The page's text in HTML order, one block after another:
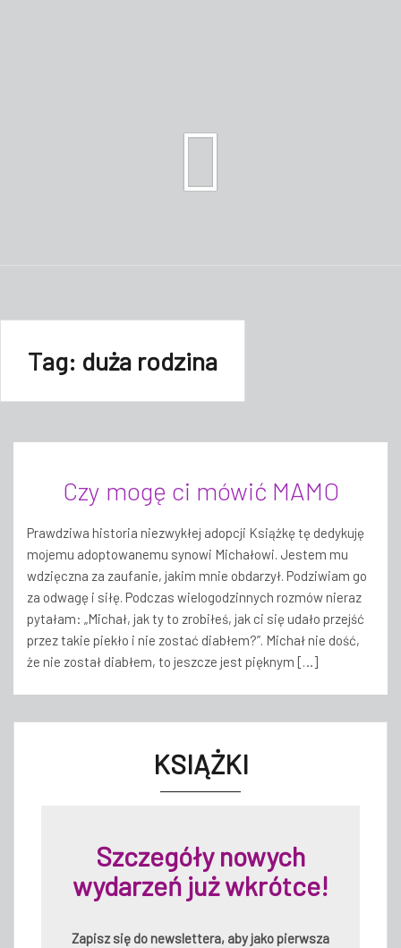
Tag: duża rodzina
Czy mogę ci mówić MAMO
Prawdziwa historia niezwykłej adopcji Książkę tę dedykuję
mojemu adoptowanemu synowi Michałowi. Jestem mu
wdzięczna za zaufanie, jakim mnie obdarzył. Podziwiam go
za odwagę i siłę. Podczas wielogodzinnych rozmów nieraz
pytałam: „Michał, jak ty to zrobiłeś, jak ci się udało przejść
przez takie piekło i nie zostać diabłem?”. Michał nie dość,
że nie został diabłem, to jeszcze jest pięknym […]
KSIĄŻKI
Szczegóły nowych
wydarzeń już wkrótce!
Zapisz się do newslettera, aby jako pierwsza